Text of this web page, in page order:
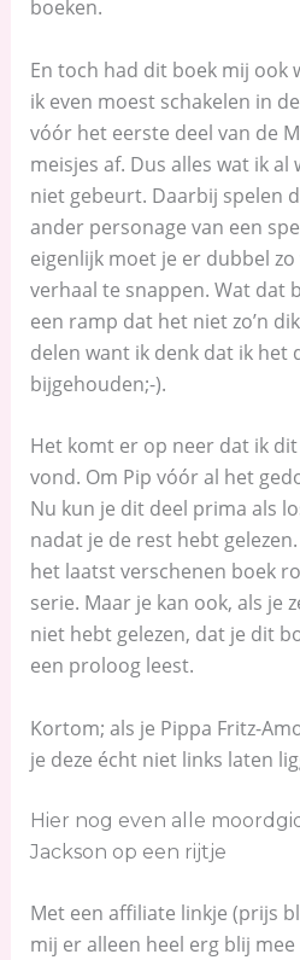
boeken.
En toch had dit boek mij ook
ik even moest schakelen in
vóór het eerste deel van de
meisjes af. Dus alles wat ik
niet gebeurt. Daarbij spelen
ander personage van een
eigenlijk moet je er dubbel
verhaal te snappen. Wat dat
een ramp dat het niet zo’n
delen want ik denk dat ik het
bijgehouden;-).
Het komt er op neer dat ik
vond. Om Pip vóór al het
Nu kun je dit deel prima als
nadat je de rest hebt
het laatst verschenen boek
serie. Maar je kan ook, als je
niet hebt gelezen, dat je dit
een proloog leest.
Kortom; als je Pippa Fritz-
je deze écht niet links laten
Hier nog even alle
Jackson op een rijtje
Met een affiliate linkje (prijs
mij er alleen heel erg blij mee